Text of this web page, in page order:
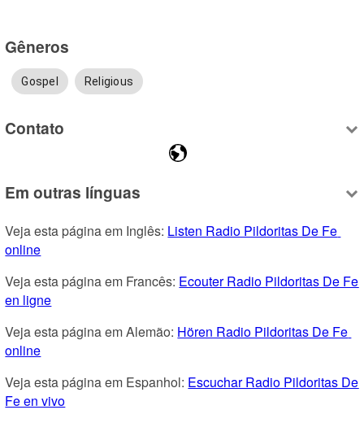
Gêneros
Gospel Religious
Contato
Em outras línguas
Veja esta página em Inglês: Listen Radio Pildoritas De Fe
online
Veja esta página em Francês: Ecouter Radio Pildoritas De Fe
en ligne
Veja esta página em Alemão: Hören Radio Pildoritas De Fe
online
Veja esta página em Espanhol: Escuchar Radio Pildoritas De
Fe en vivo